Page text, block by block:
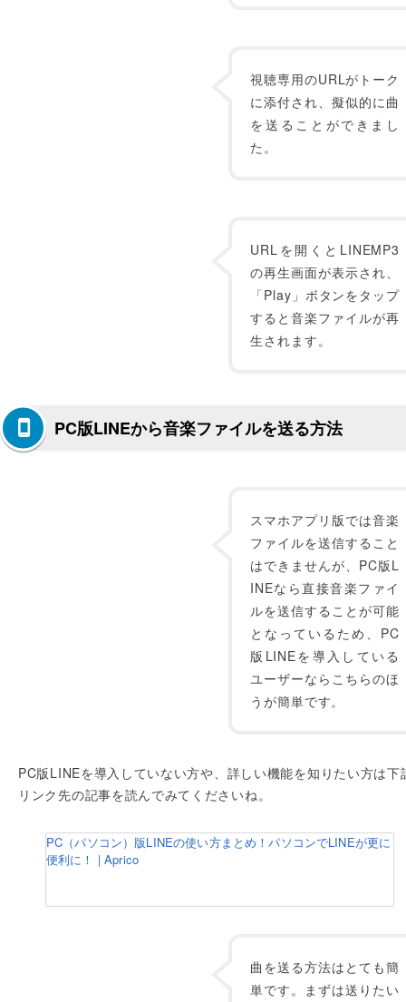
視聴専用のURLがトーク
に添付され、擬似的に曲
を送ることができまし
た。
URLを開くとLINEMP3
の再生画面が表示され、
「Play」ボタンをタップ
すると音楽ファイルが再
生されます。
PC版LINEから音楽ファイルを送る方法
スマホアプリ版では音楽
ファイルを送信すること
はできませんが、PC版L
INEなら直接音楽ファイ
ルを送信することが可能
となっているため、PC
版LINEを導入している
ユーザーならこちらのほ
うが簡単です。
PC版LINEを導入していない方や、詳しい機能を知りたい方は下
リンク先の記事を読んでみてくださいね。
PC（パソコン）版LINEの使い方まとめ！パソコンでLINEが更に
便利に！ | Aprico
曲を送る方法はとても簡
単です。まずは送りたい